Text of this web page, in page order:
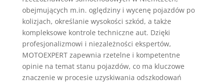
obejmujących m.in. oględziny i wycenę pojazdów po
kolizjach, określanie wysokości szkód, a także
kompleksowe kontrole techniczne aut. Dzięki
profesjonalizmowi i niezależności ekspertów,
MOTOEXPERT zapewnia rzetelne i kompetentne
opinie na temat stanu pojazdów, co ma kluczowe
znaczenie w procesie uzyskiwania odszkodowań